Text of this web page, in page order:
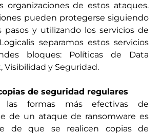
organizaciones de estos ataques.
pueden protegerse siguiendo
pasos y utilizando los servicios de
separamos estos servicios
bloques: Políticas de Data
Visibilidad y Seguridad.
de seguridad regulares
formas más efectivas de
de un ataque de ransomware es
de que se realicen copias de